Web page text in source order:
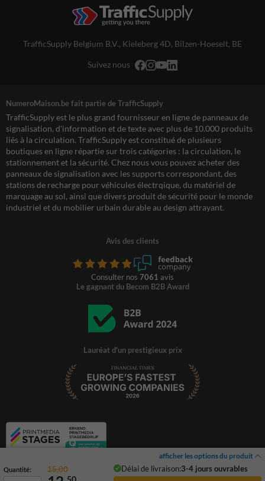
afficher les options du produit
Quantité: 15,00 Délai de livraison:3-4 jours ouvrables
50
TrafficSupply Belgium B.V., Kieleberg 4D, Bilzen-Hoeselt, BE
Suivez nous
NumeroMaison.be fait partie de TrafficSupply
TrafficSupply est le plus grand fournisseur en ligne de panneaux de
signalisation, d'information et de texte avec plus de 10.000 produits
liés à la circulation. TrafficSupply est constitué de plusieurs
boutiques en ligne répartie sur trois catégories : la circulation, le
stationnement et la sécurité. Chez nous vous pouvez acheter des
panneaux de signalisation avec les supports correspondant, des
stations de recharge pour véhicules électrqique, du matériel de
marquage au sol, ainsi que divers produit de sécurité pour le monde
industriel et du mobilier urbain durable au design attrayant.
Avis des clients
Consulter nos 7061 avis
Le gagnant du Becom B2B Award
Lauréat d'un prestigieux prix